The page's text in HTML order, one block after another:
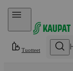
Hyppää sisältöön
Tuotteet